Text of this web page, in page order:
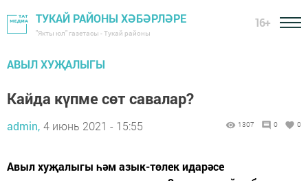
ТУКАЙ РАЙОНЫ ХӘБӘРЛӘРЕ
"Якты юл" газетасы - Тукай районы
16+
АВЫЛ ХУҖАЛЫГЫ
Кайда күпме сөт савалар?
admin, 4 июнь 2021 - 15:55 1307 0 0
Авыл хуҗалыгы һәм азык-төлек идарәсе